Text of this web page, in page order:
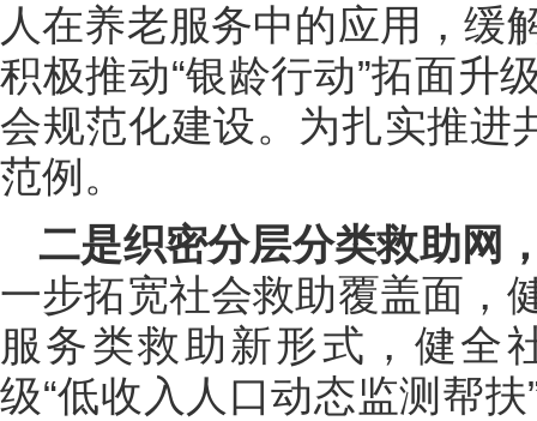
人在养老服务中的应用，缓
积极推动“银龄行动”拓面升
会规范化建设。为扎实推进
范例。
二是织密分层分类救助网
一步拓宽社会救助覆盖面，
服务类救助新形式，健全
级“低收入人口动态监测帮